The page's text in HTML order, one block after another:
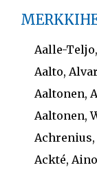
Aalle-
Aalto, Alvar
Aaltonen,
Aaltonen,
Ackté, Aino